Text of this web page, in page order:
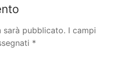
sarà pubblicato. I campi
*